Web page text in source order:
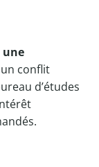
une
conflit
d’études